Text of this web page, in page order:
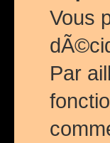
Vous
Par